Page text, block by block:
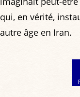
qui, en vérité,
autre âge en Iran.